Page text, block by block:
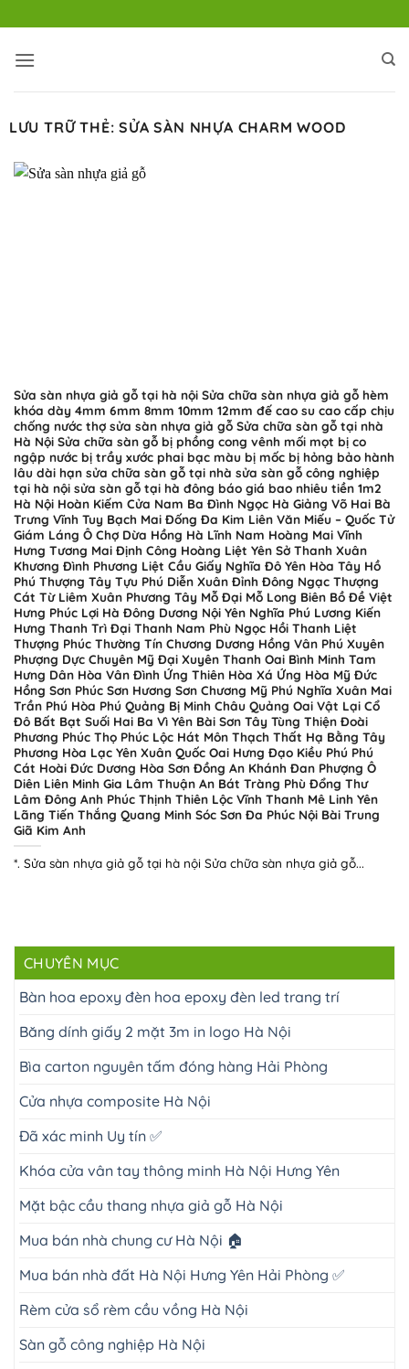
qua
nội
LƯU TRỮ THẺ:SỬA SÀN NHỰA CHARM WOOD
Sửa sàn nhựa giả gỗ tại hà nội Sửa chữa sàn nhựa giả gỗ hèm
khóa dày 4mm 6mm 8mm 10mm 12mm đế cao su cao cấp chịu
chống nước thợ sửa sàn nhựa giả gỗ Sửa chữa sàn gỗ tại nhà
Hà Nội Sửa chữa sàn gỗ bị phồng cong vênh mối mọt bị co
ngập nước bị trầy xước phai bạc màu bị mốc bị hỏng bảo hành
lâu dài hạn sửa chữa sàn gỗ tại nhà sửa sàn gỗ công nghiệp
tại hà nội sửa sàn gỗ tại hà đông báo giá bao nhiêu tiền 1m2
Hà Nội Hoàn Kiếm Cửa Nam Ba Đình Ngọc Hà Giảng Võ Hai Bà
Trưng Vĩnh Tuy Bạch Mai Đống Đa Kim Liên Văn Miếu – Quốc Tử
Giám Láng Ô Chợ Dừa Hồng Hà Lĩnh Nam Hoàng Mai Vĩnh
Hưng Tương Mai Định Công Hoàng Liệt Yên Sở Thanh Xuân
Khương Đình Phương Liệt Cầu Giấy Nghĩa Đô Yên Hòa Tây Hồ
Phú Thượng Tây Tựu Phú Diễn Xuân Đỉnh Đông Ngạc Thượng
Cát Từ Liêm Xuân Phương Tây Mỗ Đại Mỗ Long Biên Bồ Đề Việt
Hưng Phúc Lợi Hà Đông Dương Nội Yên Nghĩa Phú Lương Kiến
Hưng Thanh Trì Đại Thanh Nam Phù Ngọc Hồi Thanh Liệt
Thượng Phúc Thường Tín Chương Dương Hồng Vân Phú Xuyên
Phượng Dực Chuyên Mỹ Đại Xuyên Thanh Oai Bình Minh Tam
Hưng Dân Hòa Vân Đình Ứng Thiên Hòa Xá Ứng Hòa Mỹ Đức
Hồng Sơn Phúc Sơn Hương Sơn Chương Mỹ Phú Nghĩa Xuân Mai
Trần Phú Hòa Phú Quảng Bị Minh Châu Quảng Oai Vật Lại Cổ
Đô Bất Bạt Suối Hai Ba Vì Yên Bài Sơn Tây Tùng Thiện Đoài
Phương Phúc Thọ Phúc Lộc Hát Môn Thạch Thất Hạ Bằng Tây
Phương Hòa Lạc Yên Xuân Quốc Oai Hưng Đạo Kiều Phú Phú
Cát Hoài Đức Dương Hòa Sơn Đồng An Khánh Đan Phượng Ô
Diên Liên Minh Gia Lâm Thuận An Bát Tràng Phù Đổng Thư
Lâm Đông Anh Phúc Thịnh Thiên Lộc Vĩnh Thanh Mê Linh Yên
Lãng Tiến Thắng Quang Minh Sóc Sơn Đa Phúc Nội Bài Trung
Giã Kim Anh
*. Sửa sàn nhựa giả gỗ tại hà nội Sửa chữa sàn nhựa giả gỗ...
CHUYÊN MỤC
Bàn hoa epoxy đèn hoa epoxy đèn led trang trí
Băng dính giấy 2 mặt 3m in logo Hà Nội
Bìa carton nguyên tấm đóng hàng Hải Phòng
Cửa nhựa composite Hà Nội
Đã xác minh Uy tín ✅
Khóa cửa vân tay thông minh Hà Nội Hưng Yên
Mặt bậc cầu thang nhựa giả gỗ Hà Nội
Mua bán nhà chung cư Hà Nội 🏠
Mua bán nhà đất Hà Nội Hưng Yên Hải Phòng ✅
Rèm cửa sổ rèm cầu vồng Hà Nội
Sàn gỗ công nghiệp Hà Nội